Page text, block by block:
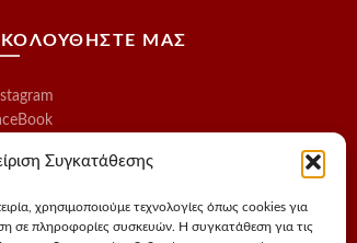
Συγκατάθεσης
χρησιμοποιούμε τεχνολογίες όπως cookies για
σε πληροφορίες συσκευών. Η συγκατάθεση για τις
ΜΑΣ